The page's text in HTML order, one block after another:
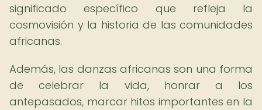
significado específico que refleja la
cosmovisión y la historia de las comunidades
africanas.
Además, las danzas africanas son una forma
de celebrar la vida, honrar a los
antepasados, marcar hitos importantes en la